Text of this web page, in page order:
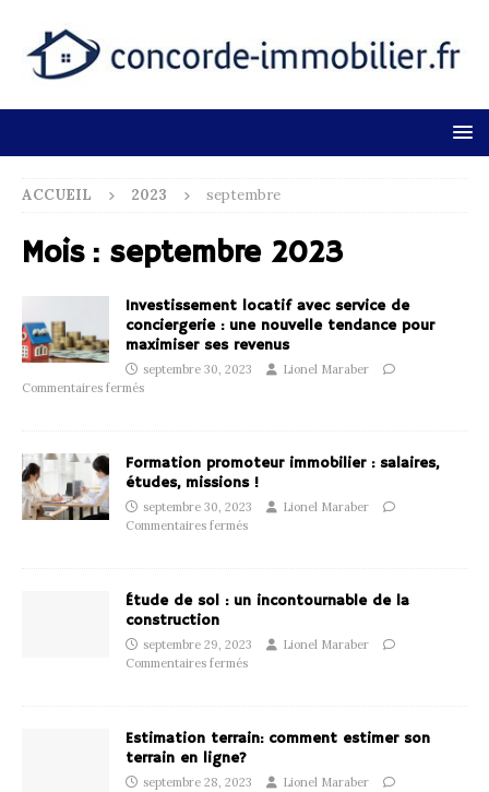
ACCUEIL 2023 septembre
Mois : septembre 2023
Investissement locatif avec service de
conciergerie : une nouvelle tendance pour
maximiser ses revenus
septembre 30, 2023
Lionel Maraber
Commentaires fermés
Formation promoteur immobilier : salaires,
études, missions !
septembre 30, 2023
Lionel Maraber
Commentaires fermés
Étude de sol : un incontournable de la
construction
septembre 29, 2023
Lionel Maraber
Commentaires fermés
Estimation terrain: comment estimer son
terrain en ligne?
septembre 28, 2023
Lionel Maraber